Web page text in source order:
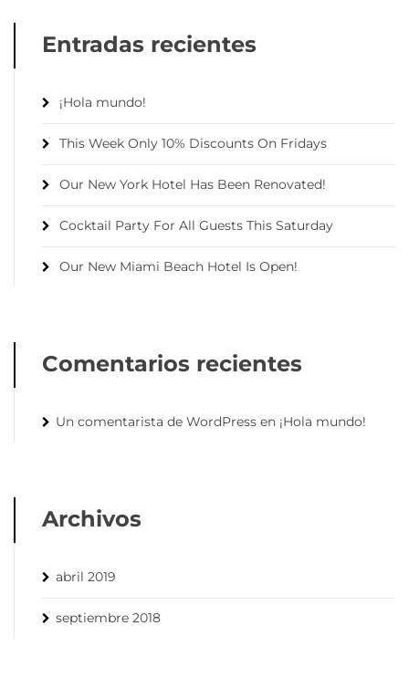
Entradas recientes
¡Hola mundo!
This Week Only 10% Discounts On Fridays
Our New York Hotel Has Been Renovated!
Cocktail Party For All Guests This Saturday
Our New Miami Beach Hotel Is Open!
Comentarios recientes
Un comentarista de WordPress en ¡Hola mundo!
Archivos
abril 2019
septiembre 2018